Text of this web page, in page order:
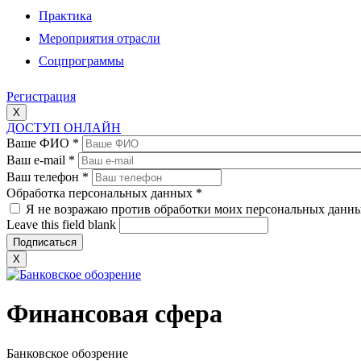
Практика
Мероприятия отрасли
Соцпрограммы
Регистрация
X
ДОСТУП ОНЛАЙН
Ваше ФИО *
Ваш e-mail *
Ваш телефон *
Обработка персональных данных *
Я не возражаю против обработки моих персональных
Leave this field blank
X
Финансовая сфера
Банковское обозрение